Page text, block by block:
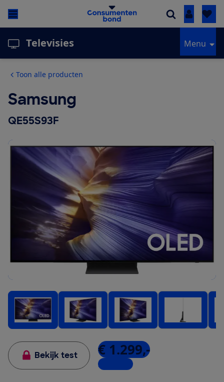
Inloggen
Televisies Menu
Toon alle producten
Samsung
QE55S93F
Bekijk test € 1.299,-
2 winkels